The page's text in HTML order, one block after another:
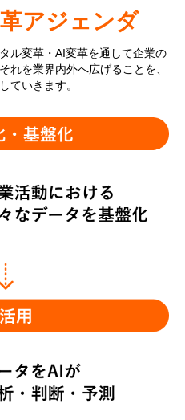
アジェンダ
ル変革・AI変革を通して企業の
れを業界内外へ広げることを、
ていきます。